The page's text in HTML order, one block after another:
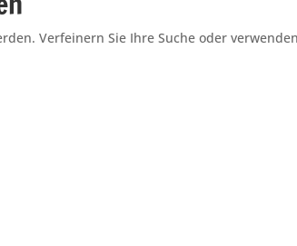
Verfeinern Sie Ihre Suche oder